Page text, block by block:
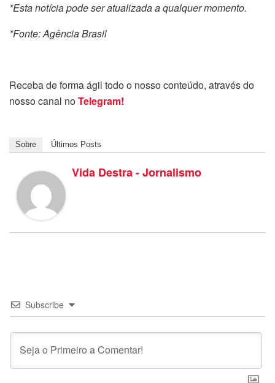
*Esta notícia pode ser atualizada a qualquer momento.
*Fonte: Agência Brasil
Receba de forma ágil todo o nosso conteúdo, através do
nosso canal noTelegram!
Sobre Últimos Posts
Vida Destra - Jornalismo
Subscribe